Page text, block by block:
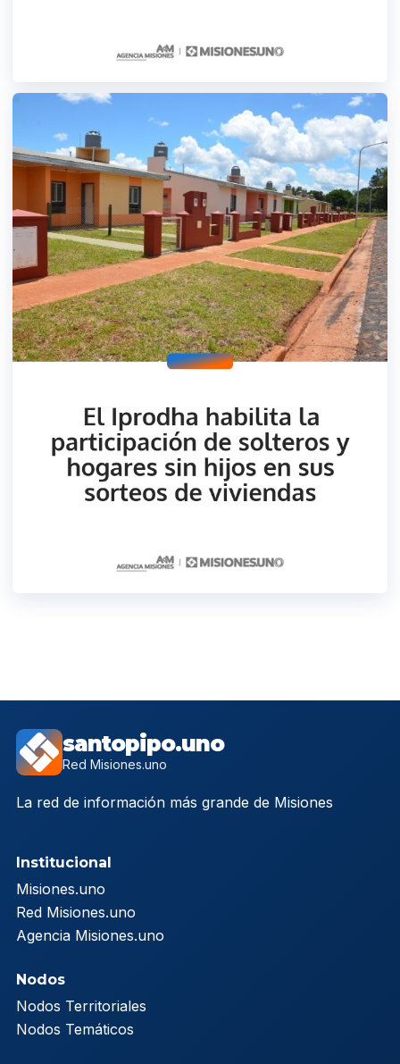
santopipo.uno
Red Misiones.uno
La red de información más grande de Misiones
Institucional
Misiones.uno
Red Misiones.uno
Agencia Misiones.uno
Nodos
Nodos Territoriales
Nodos Temáticos